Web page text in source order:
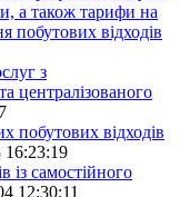
а також тарифи на
побутових відходів
з
централізованого
побутових відходів
16:23:19
із самостійного
12:30:11